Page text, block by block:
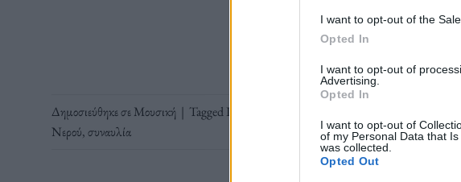
I want to opt-out of the
Opted In
I want to opt-out of
Advertising.
Opted In
I want to opt-out of
of my Personal Data that
was collected.
Opted Out
Διαβάστε περισσότερα →
Δημοσιεύθηκε σεΜουσική | TaggedInsomnium
Νερού,συναυλία